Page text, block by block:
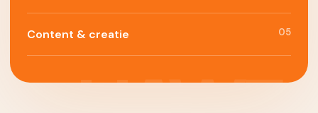
Content & creatie 05